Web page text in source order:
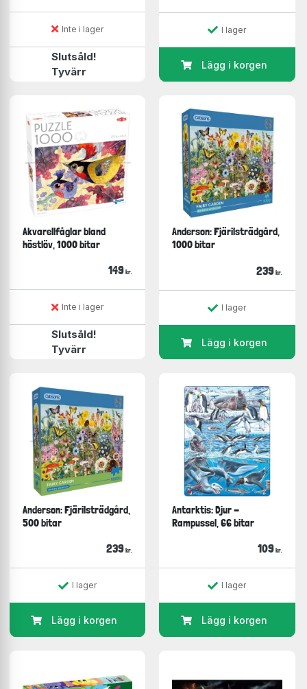
Inte i lager
Slutsåld!
Tyvärr
I lager
Lägg i korgen
Akvarellfåglar bland
höstlöv, 1000 bitar
149 kr.
Inte i lager
Slutsåld!
Tyvärr
Anderson: Fjärilsträdgård,
1000 bitar
239 kr.
I lager
Lägg i korgen
Anderson: Fjärilsträdgård,
500 bitar
239 kr.
I lager
Lägg i korgen
Antarktis: Djur -
Rampussel, 66 bitar
109 kr.
I lager
Lägg i korgen